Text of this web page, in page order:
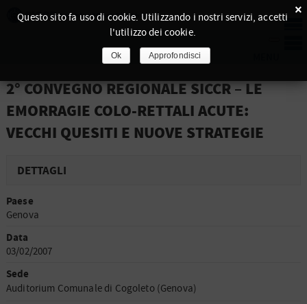
2° CONVEGNO REGIONALE SICCR – LE
EMORRAGIE COLO-RETTALI ACUTE:
VECCHI QUESITI E NUOVE STRATEGIE
DETTAGLI
Paese
Genova
Data
03/02/2007
Sede
Auditorium Comunale di Cogoleto (Genova)
×
Questo sito fa uso di cookie. Utilizzando i nostri servizi, accetti
l'utilizzo dei cookie.
Ok Approfondisci